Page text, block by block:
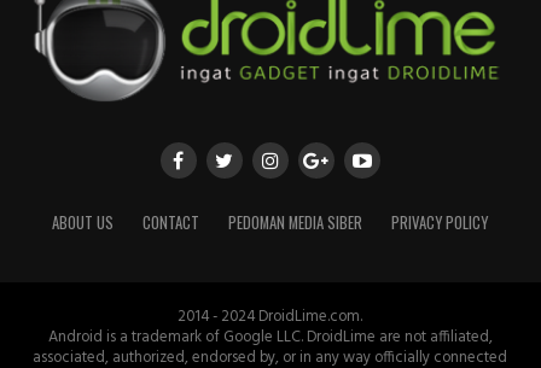
ABOUT US CONTACT PEDOMAN MEDIA SIBER PRIVACY POLICY
2014 - 2024 DroidLime.com.
Android is a trademark of Google LLC. DroidLime are not affiliated,
associated, authorized, endorsed by, or in any way officially connected